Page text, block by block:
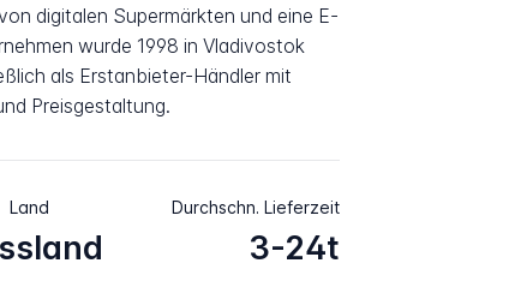
digitalen Supermärkten und eine E-
wurde 1998 in Vladivostok
als Erstanbieter-Händler mit
Preisgestaltung.
Land Durchschn. Lieferzeit
3-24t